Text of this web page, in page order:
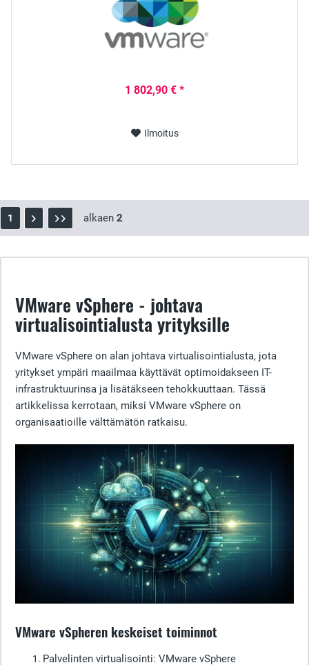
1 802,90 € *
Ilmoitus
1 alkaen 2
VMware vSphere - johtava
virtualisointialusta yrityksille
VMware vSphere on alan johtava virtualisointialusta, jota
yritykset ympäri maailmaa käyttävät optimoidakseen IT-
infrastruktuurinsa ja lisätäkseen tehokkuuttaan. Tässä
artikkelissa kerrotaan, miksi VMware vSphere on
organisaatioille välttämätön ratkaisu.
VMware vSpheren keskeiset toiminnot
Palvelinten virtualisointi: VMware vSphere